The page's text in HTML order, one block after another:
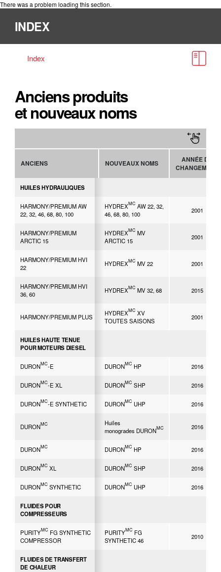
There was a problem loading this section.
INDEX
Home
Guide Lube Source
Index
Anciens produits
et nouveaux noms
ANCIENS NOUVEAUX NOMS
ANNÉE DU
CHANGEMENT
HUILES HYDRAULIQUES
HARMONY/PREMIUM AW
22, 32, 46, 68, 80, 100
HYDREXMC AW 22, 32,
46, 68, 80, 100
2001
HARMONY/PREMIUM
ARCTIC 15
HYDREXMC MV
ARCTIC 15
2001
HARMONY/PREMIUM HVI
22
HYDREXMC MV 22 2001
HARMONY/PREMIUM HVI
36, 60
HYDREXMC MV 32, 68 2015
HARMONY/PREMIUM PLUS HYDREXMC XV
TOUTES SAISONS
2001
HUILES HAUTE TENUE
POUR MOTEURS DIESEL
DURONMC-E DURONMC HP 2016
DURONMC-E XL DURONMC SHP 2016
DURONMC-E SYNTHETIC DURONMC UHP 2016
DURONMC
Huiles
monogrades DURONMC 2016
DURONMC DURONMC HP 2016
DURONMC XL DURONMC SHP 2016
DURONMC SYNTHETIC DURONMC UHP 2016
FLUIDES POUR
COMPRESSEURS
PURITYMC FG SYNTHETIC
COMPRESSOR
PURITYMC FG
SYNTHETIC 46
2010
FLUIDES DE TRANSFERT
DE CHALEUR